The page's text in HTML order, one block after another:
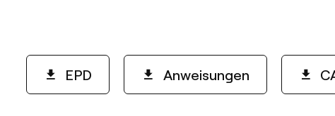
EPD Anweisungen